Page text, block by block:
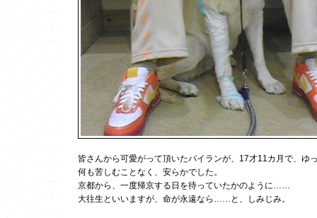
皆さんから可愛がって頂いたパイランが、17才11カ月で、ゆ
何も苦しむことなく、安らかでした。
京都から、一度帰京する日を待っていたかのように……
大往生といいますが、命が永遠なら……と、しみじみ。